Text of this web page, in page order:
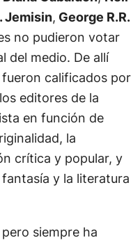
Jemisin, George R.R.
no pudieron votar
del medio. De allí
calificados por
editores de la
en función de
la
crítica y popular, y
y la literatura
siempre ha